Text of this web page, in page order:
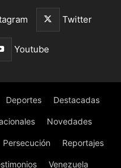
Twitter
Youtube
Deportes Destacadas
Novedades
Persecución Reportajes
Venezuela